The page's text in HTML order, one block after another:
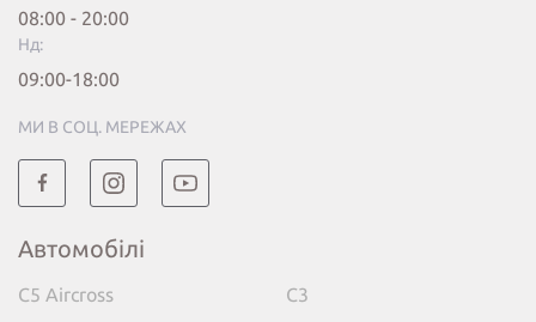
08:00 - 20:00
Нд:
09:00-18:00
МИ В СОЦ. МЕРЕЖАХ
Автомобілі
C5 Aircross
C3